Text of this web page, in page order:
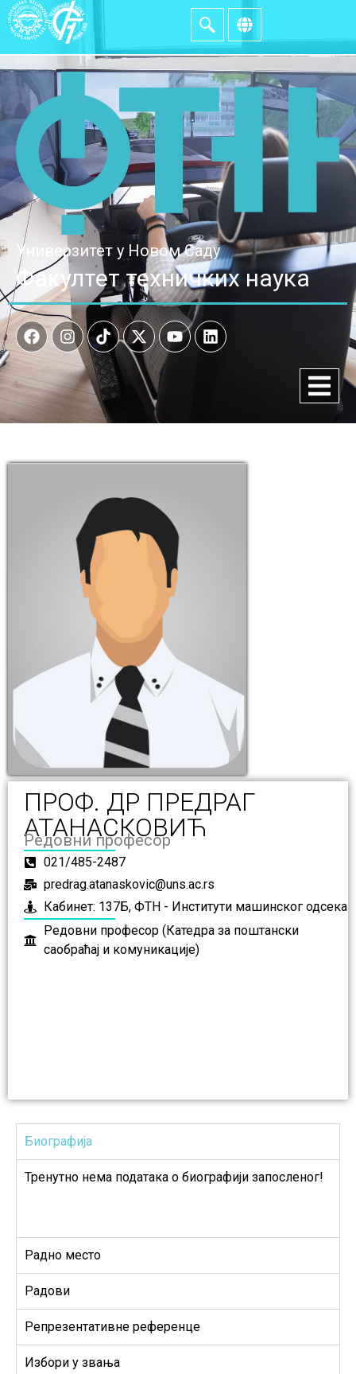
Универзитет у Новом Саду
Факултет техничких наука
ПРОФ. ДР ПРЕДРАГ
АТАНАСКОВИЋ
Редовни професор
021/485-2487
predrag.atanaskovic@uns.ac.rs
Кабинет: 137Б, ФТН - Институти машинског одсека
Редовни професор (Катедра за поштански
саобраћај и комуникације)
Биографија
Тренутно нема података о биографији запосленог!
Радно место
Радови
Репрезентативне референце
Избори у звања